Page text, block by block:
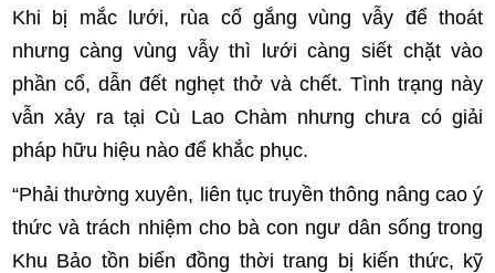
Khi bị mắc lưới, rùa cố gắng vùng vẫy để thoát
nhưng càng vùng vẫy thì lưới càng siết chặt vào
phần cổ, dẫn đết nghẹt thở và chết. Tình trạng này
vẫn xảy ra tại Cù Lao Chàm nhưng chưa có giải
pháp hữu hiệu nào để khắc phục.
“Phải thường xuyên, liên tục truyền thông nâng cao ý
thức và trách nhiệm cho bà con ngư dân sống trong
Khu Bảo tồn biển đồng thời trang bị kiến thức, kỹ